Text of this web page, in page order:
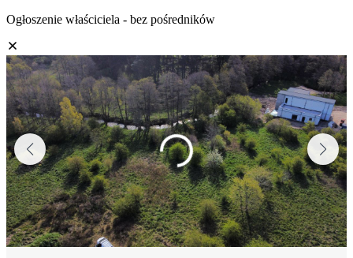
Ogłoszenie właściciela - bez pośredników